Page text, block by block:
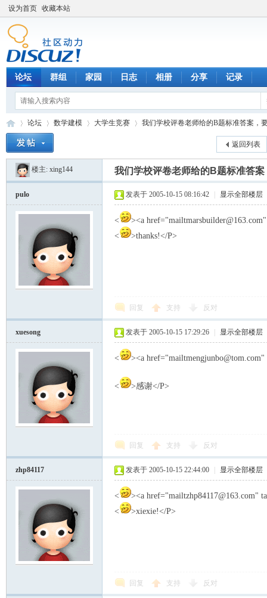
设为首页 收藏本站
论坛 群组 家园 日志 相册 分享 记录
»
论坛
›
数学建模 大学生竞赛
›
我们学校评卷老师给的B题标准答案，
返回列表
楼主: xing144 我们学校评卷老师给的B题标准答
pulo 发表于 2005-10-15 08:16:42 显示全部楼层
<
><a
<
>thanks!</P>
回复 支持 反对
xuesong 发表于 2005-10-15 17:29:26 显示全部楼层
< ><a
< >感谢</P>
回复 支持 反对
zhp84117 发表于 2005-10-15 22:44:00 显示全部楼层
<
><a href="mailtzhp84117@163.com"
<
>xiexie!</P>
回复 支持 反对